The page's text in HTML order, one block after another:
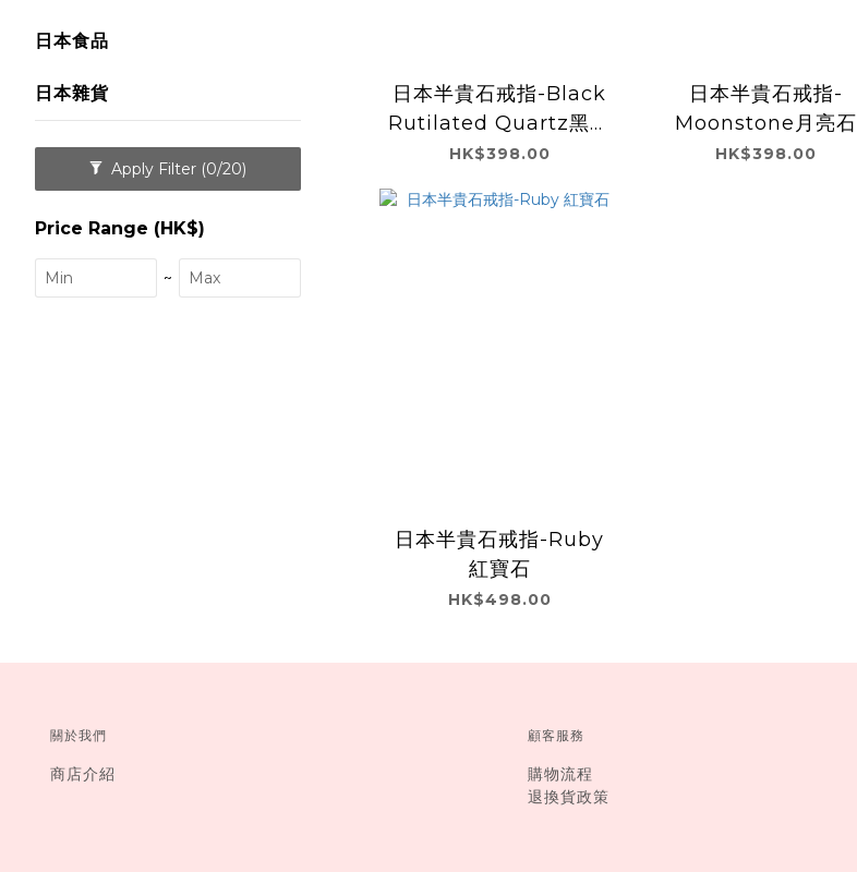
日本食品
日本雜貨
Apply Filter (0/20)
Price Range (HK$)
~
日本半貴石戒指-Black
Rutilated Quartz黑髮
晶
HK$398.00
日本半貴石戒指-
Moonstone月亮石
HK$398.00
日本半貴石戒指-Ruby
紅寶石
HK$498.00
關於我們
商店介紹
顧客服務
購物流程
退換貨政策